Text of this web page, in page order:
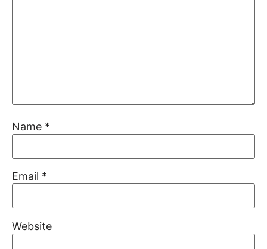
Name *
Email *
Website